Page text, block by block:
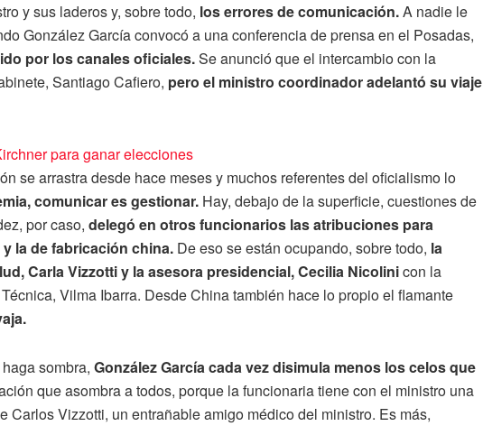
y sus laderos y, sobre todo, los errores de comunicación.A nadie le
González García convocó a una conferencia de prensa en el Posadas,
por los canales oficiales.Se anunció que el intercambio con la
Santiago Cafiero, pero el ministro coordinador adelantó su viaje
para ganar elecciones
se arrastra desde hace meses y muchos referentes del oficialismo lo
comunicar es gestionar. Hay, debajo de la superficie, cuestiones de
por caso, delegó en otros funcionarios las atribuciones para
la de fabricación china. De eso se están ocupando, sobre todo, la
Carla Vizzotti y la asesora presidencial, Cecilia Nicolinicon la
Vilma Ibarra. Desde China también hace lo propio el flamante
sombra, González García cada vez disimula menos los celos que
que asombra a todos, porque la funcionaria tiene con el ministro una
Carlos Vizzotti, un entrañable amigo médico del ministro. Es más,